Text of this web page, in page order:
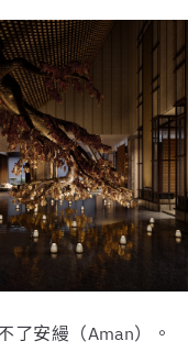
了安縵（Aman）。